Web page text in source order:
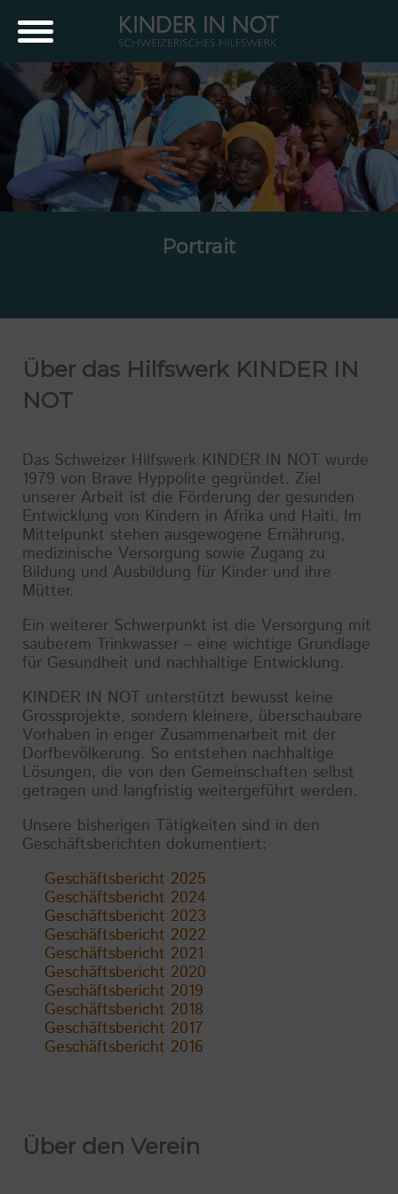
Portrait
Über das Hilfswerk KINDER IN
NOT
Das Schweizer Hilfswerk KINDER IN NOT wurde
1979 von Brave Hyppolite gegründet. Ziel
unserer Arbeit ist die Förderung der gesunden
Entwicklung von Kindern in Afrika und Haiti. Im
Mittelpunkt stehen ausgewogene Ernährung,
medizinische Versorgung sowie Zugang zu
Bildung und Ausbildung für Kinder und ihre
Mütter.
Ein weiterer Schwerpunkt ist die Versorgung mit
sauberem Trinkwasser – eine wichtige Grundlage
für Gesundheit und nachhaltige Entwicklung.
KINDER IN NOT unterstützt bewusst keine
Grossprojekte, sondern kleinere, überschaubare
Vorhaben in enger Zusammenarbeit mit der
Dorfbevölkerung. So entstehen nachhaltige
Lösungen, die von den Gemeinschaften selbst
getragen und langfristig weitergeführt werden.
Unsere bisherigen Tätigkeiten sind in den
Geschäftsberichten dokumentiert:
Geschäftsbericht 2025
Geschäftsbericht 2024
Geschäftsbericht 2023
Geschäftsbericht 2022
Geschäftsbericht 2021
Geschäftsbericht 2020
Geschäftsbericht 2019
Geschäftsbericht 2018
Geschäftsbericht 2017
Geschäftsbericht 2016
Über den Verein